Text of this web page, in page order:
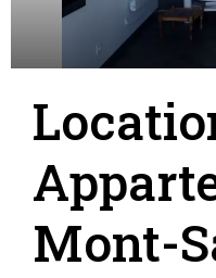
Mont-